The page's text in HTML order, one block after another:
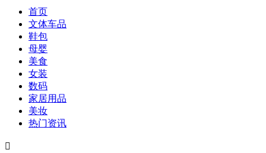
首页
文体车品
鞋包
母婴
美食
女装
数码
家居用品
美妆
热门资讯
